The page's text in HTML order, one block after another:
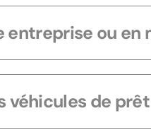
entreprise ou en
de prêt